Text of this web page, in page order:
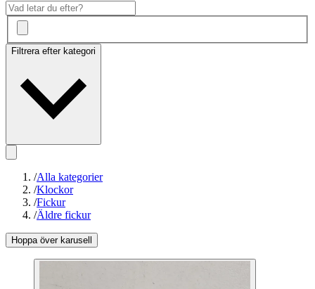
Filtrera efter kategori
/Alla kategorier
/Klockor
/Fickur
/Äldre fickur
Hoppa över karusell